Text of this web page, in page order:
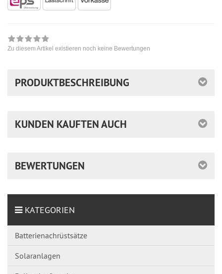
Zu diesem Artikel existieren noch keine Bewertungen
PRODUKTBESCHREIBUNG
KUNDEN KAUFTEN AUCH
BEWERTUNGEN
KATEGORIEN
Batterienachrüstsätze
Solaranlagen